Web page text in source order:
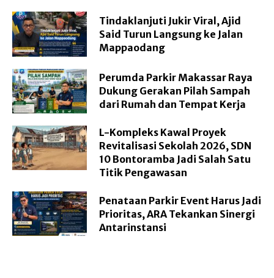
Tindaklanjuti Jukir Viral, Ajid
Said Turun Langsung ke Jalan
Mappaodang
Perumda Parkir Makassar Raya
Dukung Gerakan Pilah Sampah
dari Rumah dan Tempat Kerja
L-Kompleks Kawal Proyek
Revitalisasi Sekolah 2026, SDN
10 Bontoramba Jadi Salah Satu
Titik Pengawasan
Penataan Parkir Event Harus Jadi
Prioritas, ARA Tekankan Sinergi
Antarinstansi